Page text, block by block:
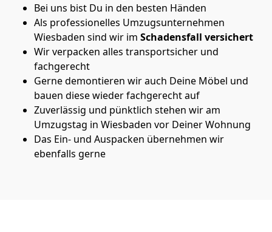
Bei uns bist Du in den besten Händen
Als professionelles Umzugsunternehmen
Wiesbaden sind wir im Schadensfall versichert
Wir verpacken alles transportsicher und
fachgerecht
Gerne demontieren wir auch Deine Möbel und
bauen diese wieder fachgerecht auf
Zuverlässig und pünktlich stehen wir am
Umzugstag in Wiesbaden vor Deiner Wohnung
Das Ein- und Auspacken übernehmen wir
ebenfalls gerne